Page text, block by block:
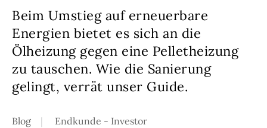
Beim Umstieg auf erneuerbare
Energien bietet es sich an die
Ölheizung gegen eine Pelletheizung
zu tauschen. Wie die Sanierung
gelingt, verrät unser Guide.
Blog Endkunde - Investor